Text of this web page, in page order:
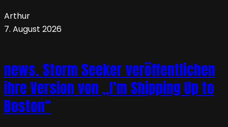
Arthur
7. August 2026
news. Storm Seeker veröffentlichen
ihre Version von „I’m Shipping Up to
Boston“